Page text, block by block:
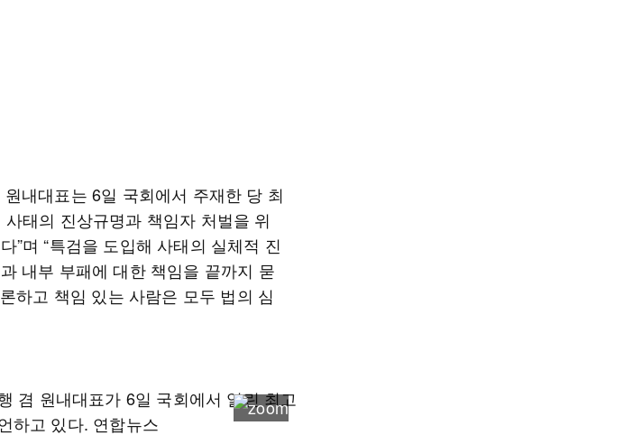
내대표는 6일 국회에서 주재한 당 최
태의 진상규명과 책임자 처벌을 위
”며 “특검을 도입해 사태의 실체적 진
내부 부패에 대한 책임을 끝까지 묻
하고 책임 있는 사람은 모두 법의 심